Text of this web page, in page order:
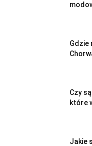
Gdzie
Czy
które
Jakie